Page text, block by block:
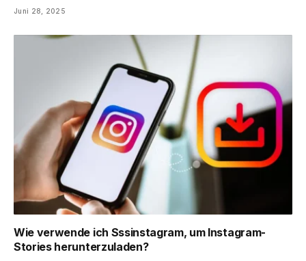
Juni 28, 2025
Wie verwende ich Sssinstagram, um Instagram-
Stories herunterzuladen?